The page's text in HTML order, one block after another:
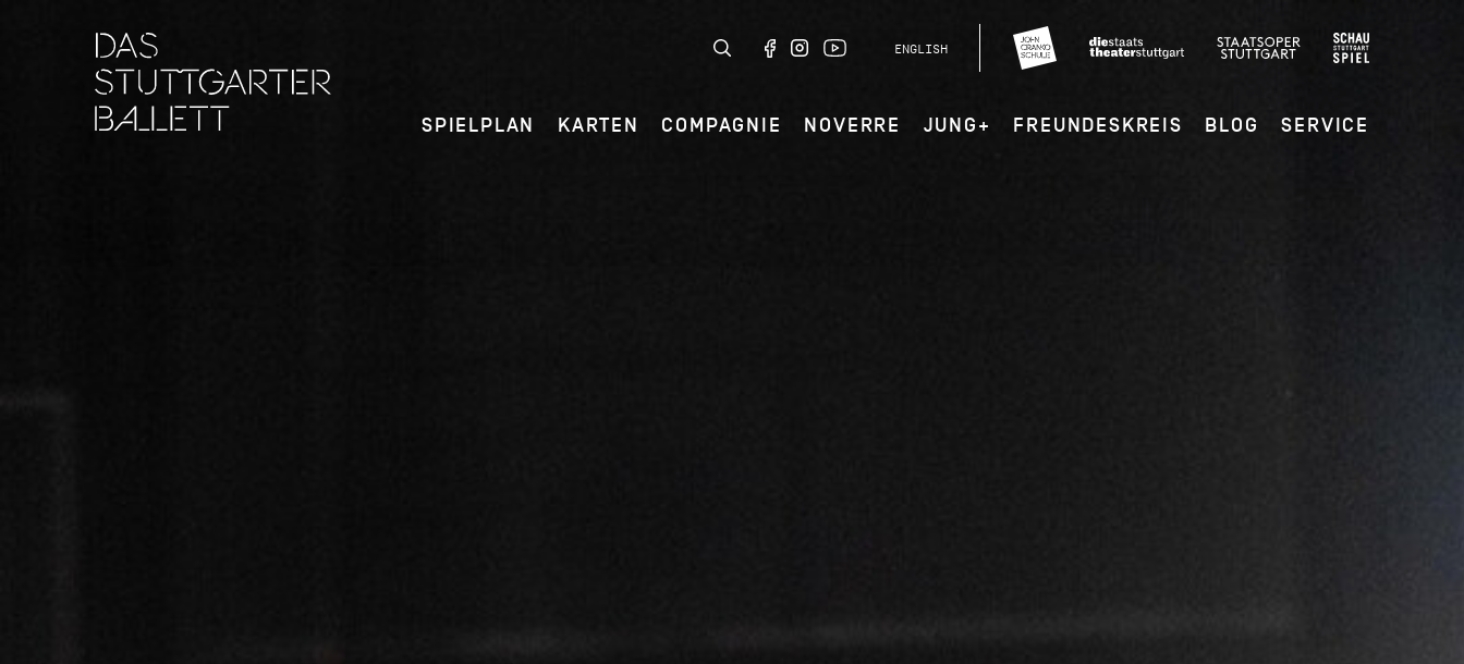
ENGLISH
SPIELPLAN KARTEN COMPAGNIE NOVERRE JUNG+ FREUNDESKREIS BLOG SERVICE